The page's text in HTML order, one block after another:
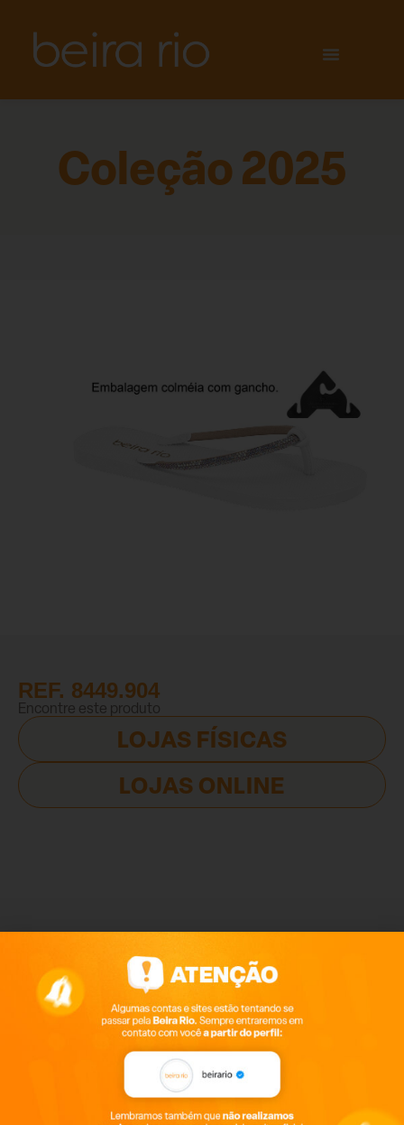
Coleção 2025
REF. 8449.904
Encontre este produto
LOJAS FÍSICAS
LOJAS ONLINE
Produtos relacionados